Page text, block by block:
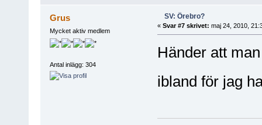
Grus
Mycket aktiv medlem
Antal inlägg: 304
SV: Örebro?
« Svar #7 skrivet: maj 24, 2010,
Händer att
ibland för jag